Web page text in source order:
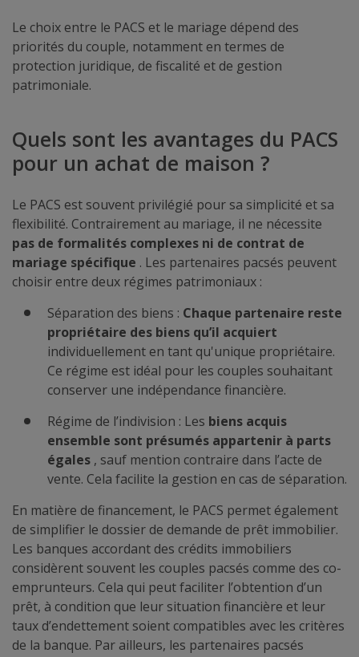
Le choix entre le PACS et le mariage dépend des
priorités du couple, notamment en termes de
protection juridique, de fiscalité et de gestion
patrimoniale.
Quels sont les avantages du PACS
pour un achat de maison ?
Le PACS est souvent privilégié pour sa simplicité et sa
flexibilité. Contrairement au mariage, il ne nécessite
pas de formalités complexes ni de contrat de
mariage spécifique . Les partenaires pacsés peuvent
choisir entre deux régimes patrimoniaux :
Séparation des biens : Chaque partenaire reste
propriétaire des biens qu’il acquiert
individuellement en tant qu'unique propriétaire.
Ce régime est idéal pour les couples souhaitant
conserver une indépendance financière.
Régime de l’indivision : Les biens acquis
ensemble sont présumés appartenir à parts
égales , sauf mention contraire dans l’acte de
vente. Cela facilite la gestion en cas de séparation.
En matière de financement, le PACS permet également
de simplifier le dossier de demande de prêt immobilier.
Les banques accordant des crédits immobiliers
considèrent souvent les couples pacsés comme des co-
emprunteurs. Cela qui peut faciliter l’obtention d’un
prêt, à condition que leur situation financière et leur
taux d’endettement soient compatibles avec les critères
de la banque. Par ailleurs, les partenaires pacsés